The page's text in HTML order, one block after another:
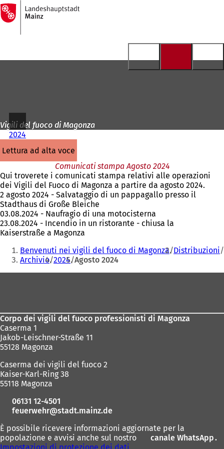
Vai al contenuto
Alla
pagina
iniziale
Vigili del fuoco di Magonza
2024
lettura ad alta voce
Comunicati stampa Agosto 2024
Qui troverete i comunicati stampa relativi alle operazioni
dei Vigili del Fuoco di Magonza a partire da agosto 2024.
2 agosto 2024 - Salvataggio di un pappagallo presso il
Stadthaus di Große Bleiche
03.08.2024 - Naufragio di una motocisterna
23.08.2024 - Incendio in un ristorante - chiusa la
Kaiserstraße a Magonza
Siete
qui:
Benvenuti nei vigili del fuoco di Magonza Distribuzioni
Archivio 2024 Agosto 2024
Corpo dei vigili del fuoco professionisti di Magonza
Caserma 1
Jakob-Leischner-Straße 11
55128 Magonza
Caserma dei vigili del fuoco 2
Kaiser-Karl-Ring 38
55118 Magonza
06131 12-4501
feuerwehr
stadt.mainz de
È possibile ricevere informazioni aggiornate per la
popolazione e avvisi anche sul nostro
canale WhatsApp(.